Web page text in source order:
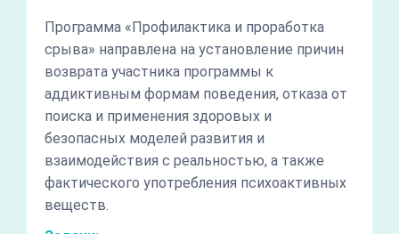
Программа «Профилактика и проработка
срыва» направлена на установление причин
возврата участника программы к
аддиктивным формам поведения, отказа от
поиска и применения здоровых и
безопасных моделей развития и
взаимодействия с реальностью, а также
фактического употребления психоактивных
веществ.